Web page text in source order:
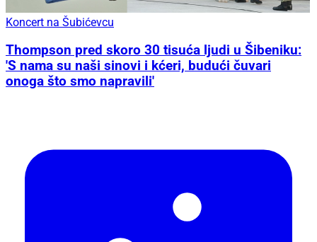
Koncert na Šubićevcu
Thompson pred skoro 30 tisuća ljudi u Šibeniku:
'S nama su naši sinovi i kćeri, budući čuvari
onoga što smo napravili'